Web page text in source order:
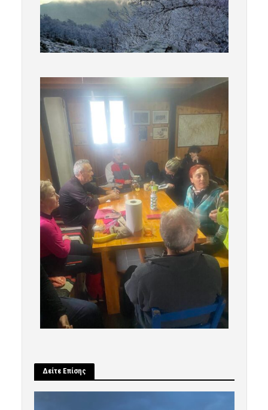
Δείτε Επίσης